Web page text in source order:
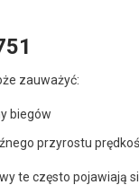
zauważyć:
biegów
przyrostu
te często pojawiają